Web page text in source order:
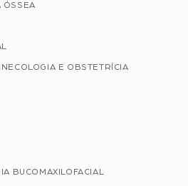
ÓSSEA
E OBSTETRÍCIA
BUCOMAXILOFACIAL